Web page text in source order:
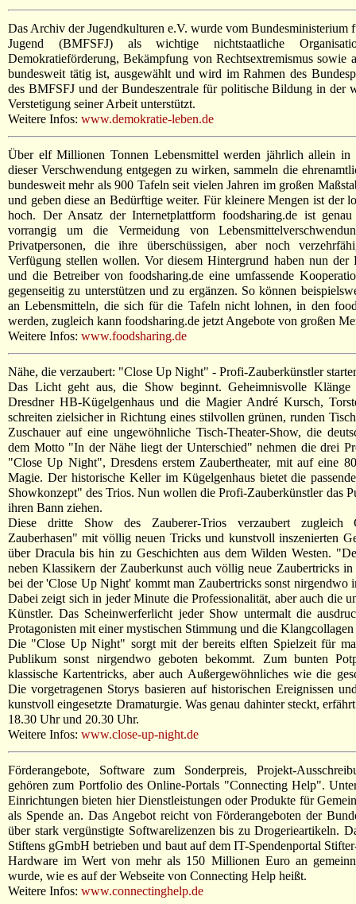
Das Archiv der Jugendkulturen e.V. wurde vom Bundesministerium
Jugend (BMFSFJ) als wichtige nichtstaatliche
Demokratieförderung, Bekämpfung von Rechtsextremismus sowie
bundesweit tätig ist, ausgewählt und wird im Rahmen des
des BMFSFJ und der Bundeszentrale für politische Bildung in der
Verstetigung seiner Arbeit unterstützt.
Weitere Infos: www.demokratie-leben.de
Über elf Millionen Tonnen Lebensmittel werden jährlich allein in
dieser Verschwendung entgegen zu wirken, sammeln die
bundesweit mehr als 900 Tafeln seit vielen Jahren im großen
und geben diese an Bedürftige weiter. Für kleinere Mengen ist der
hoch. Der Ansatz der Internetplattform foodsharing.de ist
vorrangig um die Vermeidung von
Privatpersonen, die ihre überschüssigen, aber noch
Verfügung stellen wollen. Vor diesem Hintergrund haben nun der
und die Betreiber von foodsharing.de eine umfassende
gegenseitig zu unterstützen und zu ergänzen. So können
an Lebensmitteln, die sich für die Tafeln nicht lohnen, in den
werden, zugleich kann foodsharing.de jetzt Angebote von großen
Weitere Infos: www.foodsharing.de
Nähe, die verzaubert: "Close Up Night" - Profi-Zauberkünstler
Das Licht geht aus, die Show beginnt. Geheimnisvolle
Dresdner HB-Kügelgenhaus und die Magier André Kursch,
schreiten zielsicher in Richtung eines stilvollen grünen, runden
Zuschauer auf eine ungewöhnliche Tisch-Theater-Show, die
dem Motto "In der Nähe liegt der Unterschied" nehmen die drei
"Close Up Night", Dresdens erstem Zaubertheater, mit auf eine
Magie. Der historische Keller im Kügelgenhaus bietet die
Showkonzept" des Trios. Nun wollen die Profi-Zauberkünstler das
ihren Bann ziehen.
Diese dritte Show des Zauberer-Trios verzaubert zugleich
Zauberhasen" mit völlig neuen Tricks und kunstvoll inszenierten
über Dracula bis hin zu Geschichten aus dem Wilden Westen.
neben Klassikern der Zauberkunst auch völlig neue Zaubertricks
bei der 'Close Up Night' kommt man Zaubertricks sonst nirgendwo
Dabei zeigt sich in jeder Minute die Professionalität, aber auch die
Künstler. Das Scheinwerferlicht jeder Show untermalt die
Protagonisten mit einer mystischen Stimmung und die
Die "Close Up Night" sorgt mit der bereits elften Spielzeit für
Publikum sonst nirgendwo geboten bekommt. Zum bunten
klassische Kartentricks, aber auch Außergewöhnliches wie die
Die vorgetragenen Storys basieren auf historischen Ereignissen
kunstvoll eingesetzte Dramaturgie. Was genau dahinter steckt,
18.30 Uhr und 20.30 Uhr.
Weitere Infos: www.close-up-night.de
Förderangebote, Software zum Sonderpreis, Projekt-
gehören zum Portfolio des Online-Portals "Connecting Help".
Einrichtungen bieten hier Dienstleistungen oder Produkte für
als Spende an. Das Angebot reicht von Förderangeboten der
über stark vergünstigte Softwarelizenzen bis zu Drogerieartikeln.
Stiftens gGmbH betrieben und baut auf dem IT-Spendenportal
Hardware im Wert von mehr als 150 Millionen Euro an
wurde, wie es auf der Webseite von Connecting Help heißt.
Weitere Infos: www.connectinghelp.de